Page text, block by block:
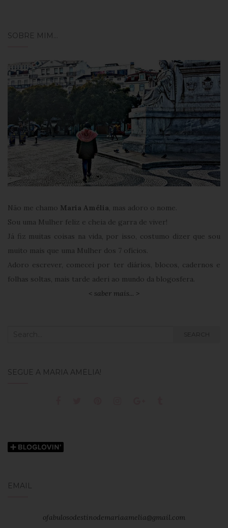
SOBRE MIM…
Não me chamo Maria Amélia , mas adoro o nome.
Sou uma Mulher feliz e cheia de garra de viver!
Já fiz muitas coisas na vida, por isso, costumo dizer que sou
muito mais que uma Mulher dos 7 ofícios.
Adoro escrever, comecei por ter diários, blocos, cadernos e
folhas soltas, mais tarde aderi ao mundo da blogosfera.
< saber mais... >
SEARCH
SEGUE A MARIA AMÉLIA!
EMAIL
ofabulosodestinodemariaamelia@gmail.com